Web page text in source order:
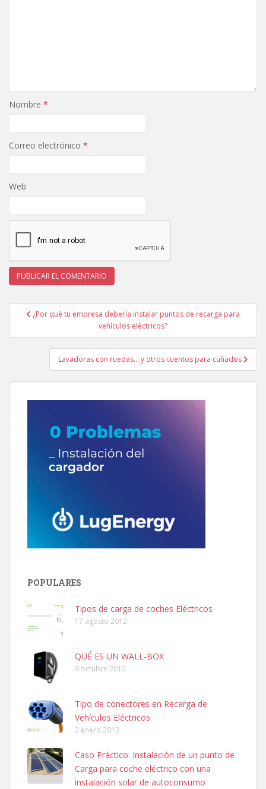
Nombre *
Correo electrónico *
Web
Navegación
entradas
¿Por qué tu empresa debería instalar puntos de recarga para
vehículos eléctricos?
Lavadoras con ruedas… y otros cuentos para cuñados
POPULARES
Tipos de carga de coches Eléctricos
17 agosto 2012
QUÉ ES UN WALL-BOX
9 octubre 2012
Tipo de conectores en Recarga de
Vehículos Eléctricos
2 enero 2013
Caso Práctico: Instalación de un punto de
Carga para coche eléctrico con una
instalación solar de autoconsumo